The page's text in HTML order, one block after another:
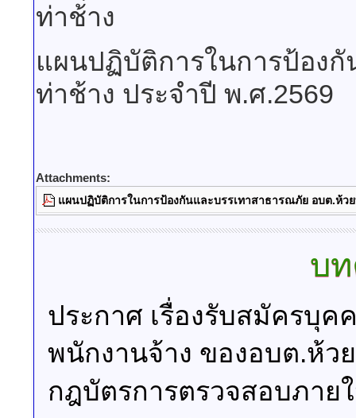
ท่าช้าง
แผนปฏิบัติการในการป้อง
ท่าช้าง ประจำปี พ.ศ.2569
Attachments:
แผนปฏิบัติการในการป้องกันและบรรเทาสาธารณภัย อบต.ห้ว
บ
ประกาศ เรื่องรับสมัครบุค
พนักงานจ้าง ของอบต.ห้ว
กฎบัตรการตรวจสอบภาย